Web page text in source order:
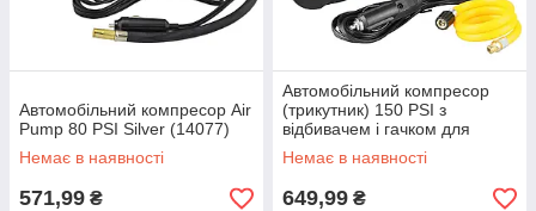
Автомобільний компресор Air
Pump 80 PSI Silver (14077)
Немає в наявності
571,99 ₴
Автомобільний компресор
(трикутник) 150 PSI з
відбивачем і гачком для
підвішування (90512)
Немає в наявності
649,99 ₴